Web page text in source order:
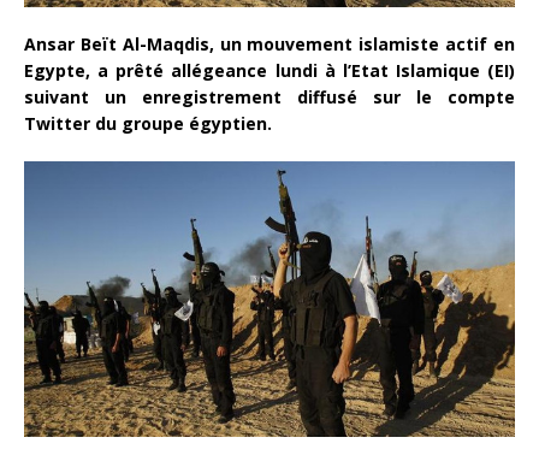
Ansar Beït Al-Maqdis, un mouvement islamiste actif en
Egypte, a prêté allégeance lundi à l’Etat Islamique (EI)
suivant un enregistrement diffusé sur le compte
Twitter du groupe égyptien.